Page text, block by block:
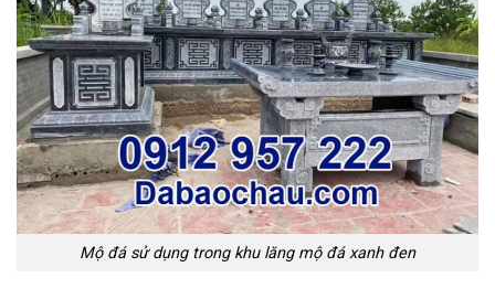
Mộ đá sử dụng trong khu lăng mộ đá xanh đen